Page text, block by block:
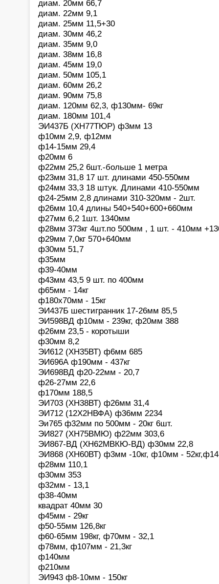
диам. 20мм 66,7
диам. 22мм 9,1
диам. 25мм 11,5+30
диам. 30мм 46,2
диам. 35мм 9,0
диам. 38мм 16,8
диам. 45мм 19,0
диам. 50мм 105,1
диам. 60мм 26,2
диам. 90мм 75,8
диам. 120мм 62,3, ф130мм- 69кг
диам. 180мм 101,4
ЭИ437Б (ХН77ТЮР) ф3мм 13
ф10мм 2,9, ф12мм
ф14-15мм 29,4
ф20мм 6
ф22мм 25,2 6шт.-больше 1 метра
ф23мм 31,8 17 шт. длинами 450-550мм
ф24мм 33,3 18 штук. Длинами 410-550мм
ф24-25мм 2,8 длинами 310-320мм - 2шт.
ф26мм 10,4 длины 540+540+600+660мм
ф27мм 6,2 1шт. 1340мм
ф28мм 373кг 4шт.по 500мм , 1 шт. - 410мм
ф29мм 7,0кг 570+640мм
ф30мм 51,7
ф35мм
ф39-40мм
ф43мм 43,5 9 шт. по 400мм
ф65мм - 14кг
ф180х70мм - 15кг
ЭИ437Б шестигранник 17-26мм 85,5
ЭИ598ВД ф10мм - 239кг, ф20мм 388
ф26мм 23,5 - коротыши
ф30мм 8,2
ЭИ612 (ХН35ВТ) ф6мм 685
ЭИ696А ф190мм - 437кг
ЭИ698ВД ф20-22мм - 20,7
ф26-27мм 22,6
ф170мм 188,5
ЭИ703 (ХН38ВТ) ф26мм 31,4
ЭИ712 (12Х2НВФА) ф36мм 2234
Эи765 ф32мм по 500мм - 20кг 6шт.
ЭИ827 (ХН75ВМЮ) ф22мм 303,6
ЭИ867-ВД (ХН62МВКЮ-ВД) ф30мм 22,8
ЭИ868 (ХН60ВТ) ф3мм -10кг, ф10мм -
ф28мм 110,1
ф30мм 353
ф32мм - 13,1
ф38-40мм
квадрат 40мм 30
ф45мм - 29кг
ф50-55мм 126,8кг
ф60-65мм 198кг, ф70мм - 32,1
ф78мм, ф107мм - 21,3кг
ф140мм
ф210мм
ЭИ943 ф8-10мм - 150кг